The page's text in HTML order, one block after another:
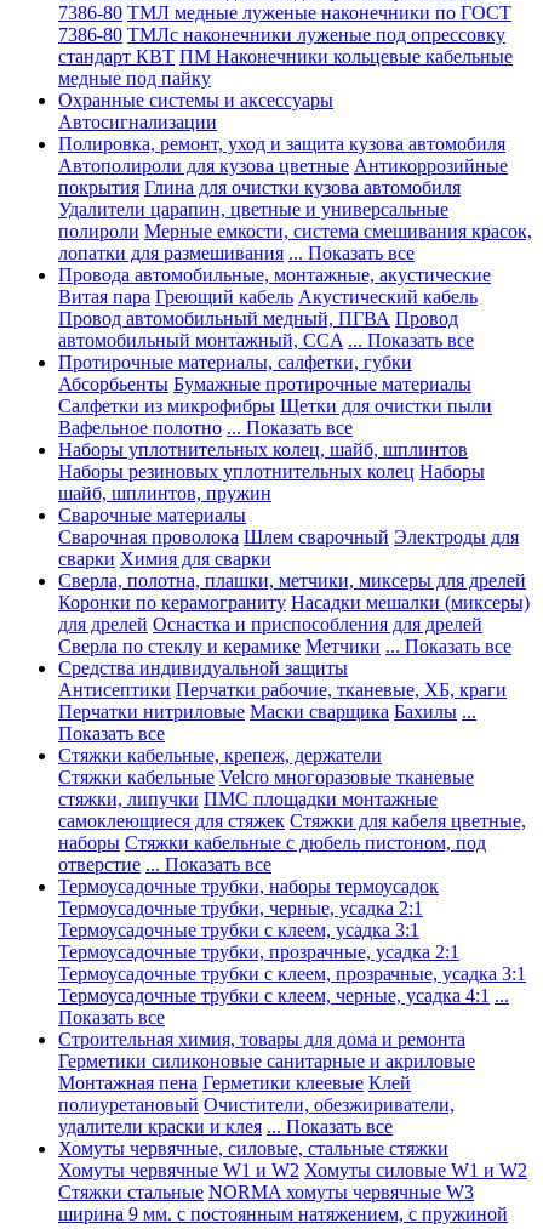
7386-80 ТМЛ медные луженые наконечники по ГОСТ
7386-80 ТМЛс наконечники луженые под опрессовку
стандарт КВТ ПМ Наконечники кольцевые кабельные
медные под пайку
Охранные системы и аксессуары
Автосигнализации
Полировка, ремонт, уход и защита кузова автомобиля
Автополироли для кузова цветные Антикоррозийные
покрытия Глина для очистки кузова автомобиля
Удалители царапин, цветные и универсальные
полироли Мерные емкости, система смешивания красок,
лопатки для размешивания ... Показать все
Провода автомобильные, монтажные, акустические
Витая пара Греющий кабель Акустический кабель
Провод автомобильный медный, ПГВА Провод
автомобильный монтажный, CCA ... Показать все
Протирочные материалы, салфетки, губки
Абсорбьенты Бумажные протирочные материалы
Салфетки из микрофибры Щетки для очистки пыли
Вафельное полотно ... Показать все
Наборы уплотнительных колец, шайб, шплинтов
Наборы резиновых уплотнительных колец Наборы
шайб, шплинтов, пружин
Сварочные материалы
Сварочная проволока Шлем сварочный Электроды для
сварки Химия для сварки
Сверла, полотна, плашки, метчики, миксеры для дрелей
Коронки по керамограниту Насадки мешалки (миксеры)
для дрелей Оснастка и приспособления для дрелей
Сверла по стеклу и керамике Метчики ... Показать все
Средства индивидуальной защиты
Антисептики Перчатки рабочие, тканевые, ХБ, краги
Перчатки нитриловые Маски сварщика Бахилы ...
Показать все
Стяжки кабельные, крепеж, держатели
Стяжки кабельные Velcro многоразовые тканевые
стяжки, липучки ПМС площадки монтажные
самоклеющиеся для стяжек Стяжки для кабеля цветные,
наборы Стяжки кабельные с дюбель пистоном, под
отверстие ... Показать все
Термоусадочные трубки, наборы термоусадок
Термоусадочные трубки, черные, усадка 2:1
Термоусадочные трубки с клеем, усадка 3:1
Термоусадочные трубки, прозрачные, усадка 2:1
Термоусадочные трубки с клеем, прозрачные, усадка 3:1
Термоусадочные трубки с клеем, черные, усадка 4:1 ...
Показать все
Строительная химия, товары для дома и ремонта
Герметики силиконовые санитарные и акриловые
Монтажная пена Герметики клеевые Клей
полиуретановый Очистители, обезжириватели,
удалители краски и клея ... Показать все
Хомуты червячные, силовые, стальные стяжки
Хомуты червячные W1 и W2 Хомуты силовые W1 и W2
Стяжки стальные NORMA хомуты червячные W3
ширина 9 мм. с постоянным натяжением, с пружиной